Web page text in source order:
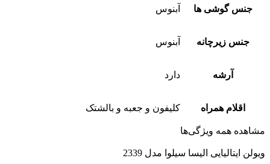
جنس گوشی ها آبنوس
جنس زیرچانه آبنوس
آرشه دارد
اقلام همراه کلیفون و جعبه و بالشتک
مشاهده همه ویژگی‌ها
ویولن ایتالیایی الیسا سیلوا مدل 2339